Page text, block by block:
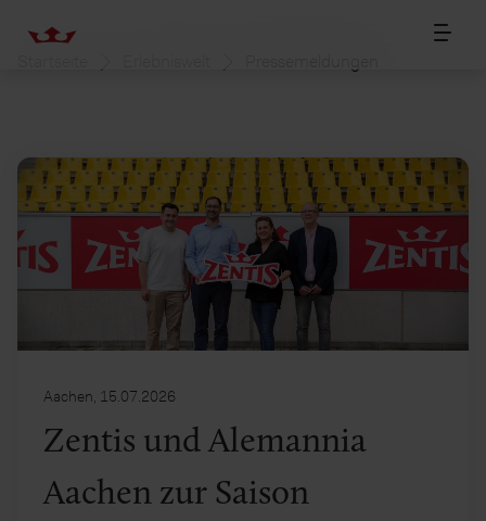
Aachen, 15.07.2026
Zentis und Alemannia
Aachen zur Saison